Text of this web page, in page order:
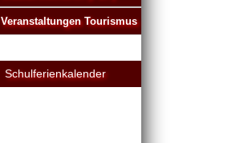
Veranstaltungen Tourismus
Schulferienkalender